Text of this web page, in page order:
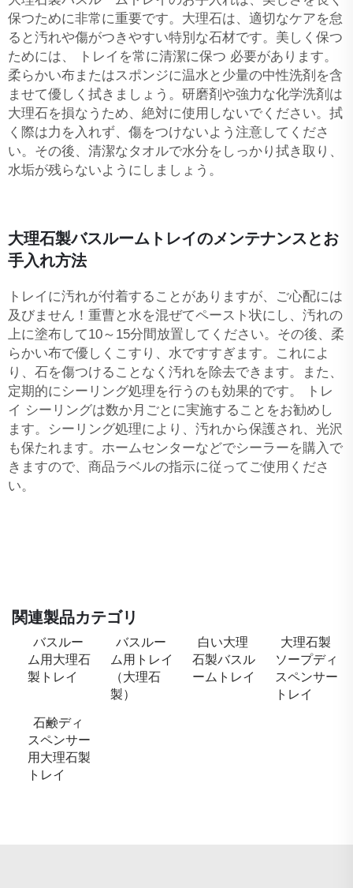
保つために非常に重要です。大理石は、適切なケアを怠
ると汚れや傷がつきやすい特別な石材です。美しく保つ
ためには、
トレイを常に清潔に保つ 必要があります。
柔らかい布またはスポンジに温水と少量の中性洗剤を含
ませて優しく拭きましょう。研磨剤や強力な化学洗剤は
大理石を損なうため、絶対に使用しないでください。拭
く際は力を入れず、傷をつけないよう注意してくださ
い。その後、清潔なタオルで水分をしっかり拭き取り、
水垢が残らないようにしましょう。
大理石製バスルームトレイのメンテナンスとお
手入れ方法
トレイに汚れが付着することがありますが、ご心配には
及びません！重曹と水を混ぜてペースト状にし、汚れの
上に塗布して10～15分間放置してください。その後、柔
らかい布で優しくこすり、水ですすぎます。これによ
り、石を傷つけることなく汚れを除去できます。また、
定期的にシーリング処理を行うのも効果的です。
トレ
イ シーリングは数か月ごとに実施することをお勧めし
ます。シーリング処理により、汚れから保護され、光沢
も保たれます。ホームセンターなどでシーラーを購入で
きますので、商品ラベルの指示に従ってご使用くださ
い。
関連製品カテゴリ
バスルー
ム用大理石
製トレイ
バスルー
ム用トレイ
（大理石
製）
白い大理
石製バスル
ームトレイ
大理石製
ソープディ
スペンサー
トレイ
石鹸ディ
スペンサー
用大理石製
トレイ